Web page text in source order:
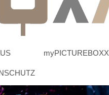
myPICTUREBOXX